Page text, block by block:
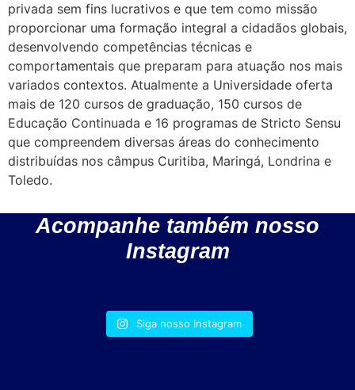
privada sem fins lucrativos e que tem como missão
proporcionar uma formação integral a cidadãos globais,
desenvolvendo competências técnicas e
comportamentais que preparam para atuação nos mais
variados contextos. Atualmente a Universidade oferta
mais de 120 cursos de graduação, 150 cursos de
Educação Continuada e 16 programas de Stricto Sensu
que compreendem diversas áreas do conhecimento
distribuídas nos câmpus Curitiba, Maringá, Londrina e
Toledo.
Acompanhe também nosso
Instagram
Siga nosso Instagram